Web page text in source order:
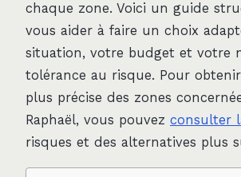
chaque zone. Voici un guide
vous aider à faire un choix
situation, votre budget et votre
tolérance au risque. Pour
plus précise des zones
Raphaël, vous pouvez consulter
risques et des alternatives plus